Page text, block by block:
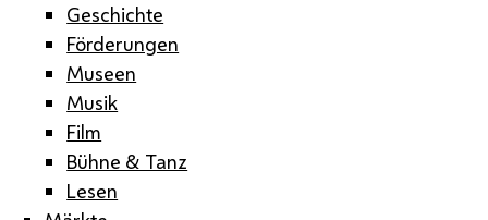
Geschichte
Förderungen
Museen
Musik
Film
Bühne & Tanz
Lesen